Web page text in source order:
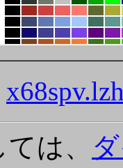
は、